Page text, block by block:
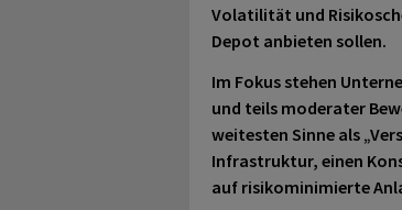
Volatilität und
Depot anbieten sollen.
Im Fokus stehen
und teils moderater
weitesten Sinne als
Infrastruktur, einen
auf risikominimierte